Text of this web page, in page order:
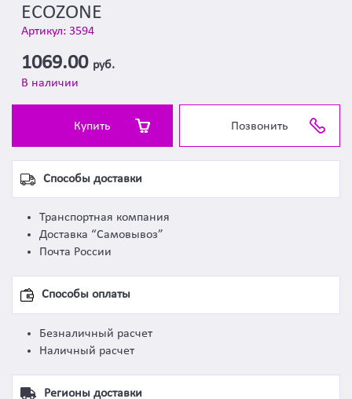
ECOZONE
Артикул: 3594
1069.00 руб.
В наличии
Купить Позвонить
Способы доставки
Транспортная компания
Доставка “Самовывоз”
Почта России
Способы оплаты
Безналичный расчет
Наличный расчет
Регионы доставки